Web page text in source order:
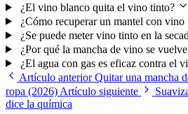
¿El vino blanco quita el vino tinto?
¿Cómo recuperar un mantel con vino
¿Se puede meter vino tinto en la
¿Por qué la mancha de vino se
¿El agua con gas es eficaz contra el
Artículo anteriorQuitar una mancha
ropa (2026) Artículo siguiente
dice la química